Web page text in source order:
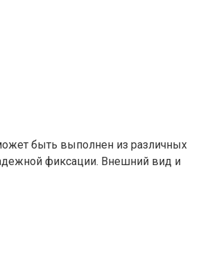
быть выполнен из различных
фиксации. Внешний вид и